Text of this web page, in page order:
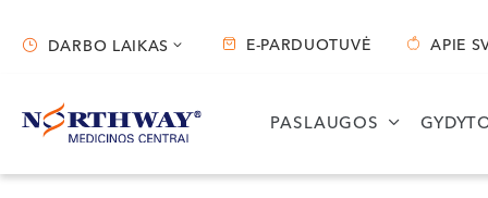
Darbo laikas
Vilnius Kaunas
DARBO LAIKAS E-PARDUOTUVĖ APIE
PASLAUGOS